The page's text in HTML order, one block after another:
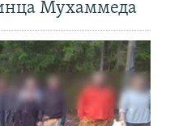
Мухаммеда